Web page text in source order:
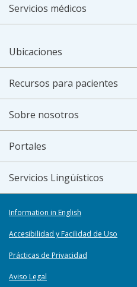
Servicios médicos
Ubicaciones
Recursos para pacientes
Sobre nosotros
Portales
Servicios Lingüísticos
Information in English
Accesibilidad y Facilidad de Uso
Prácticas de Privacidad
Aviso Legal